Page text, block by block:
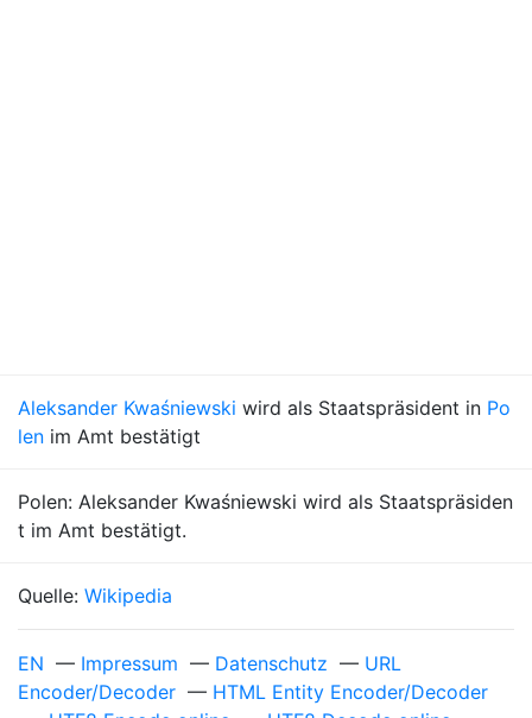
Aleksander Kwaśniewski wird als Staatspräsident in Po
len im Amt bestätigt
Polen: Aleksander Kwaśniewski wird als Staatspräsiden
t im Amt bestätigt.
Quelle: Wikipedia
EN — Impressum — Datenschutz — URL
Encoder/Decoder — HTML Entity Encoder/Decoder